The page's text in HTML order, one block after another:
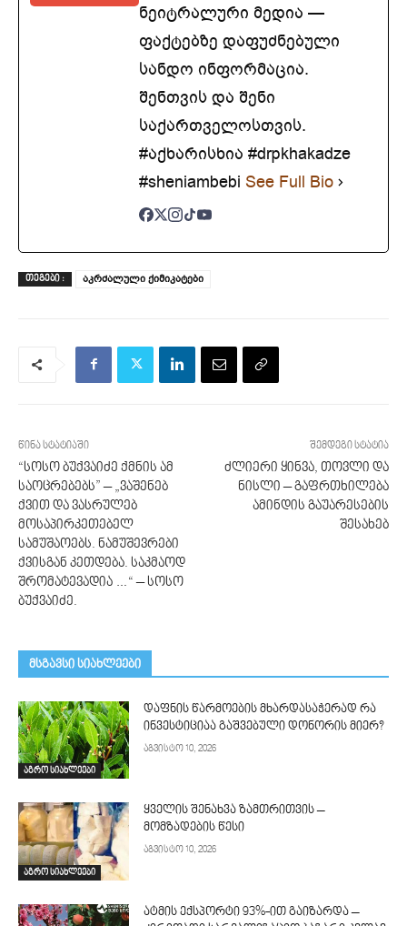
ნეიტრალური მედია —
ფაქტებზე დაფუძნებული
სანდო ინფორმაცია.
შენთვის და შენი
საქართველოსთვის.
#აქხარისხია #drpkhakadze
#sheniambebi See Full Bio
ᲗᲔᲒᲔᲑᲘ : აკრძალული ქიმიკატები
წინა სტატიაში
“სოსო ბუქვაიძე ქმნის ამ
საოცრებებს” – „ვაშენებ
ქვით და ვასრულებ
მოსაპირკეთებელ
სამუშაოებს. ნამუშევრები
ქვისგან კეთდება. საკმაოდ
შრომატევადია …“ – სოსო
ბუქვაიძე.
შემდეგი სტატია
ძლიერი ყინვა, თოვლი და
ნისლი – გაფრთხილება
ამინდის გაუარესების
შესახებ
მსგავსი სიახლეები
აგრო სიახლეები
დაფნის წარმოების მხარდასაჭერად რა
ინვესტიციაა გაშვებული დონორის მიერ?
აგვისტო 10, 2026
აგრო სიახლეები
ყველის შენახვა ზამთრითვის –
მომზადების წესი
აგვისტო 10, 2026
ატმის ექსპორტი 93%-ით გაიზარდა –